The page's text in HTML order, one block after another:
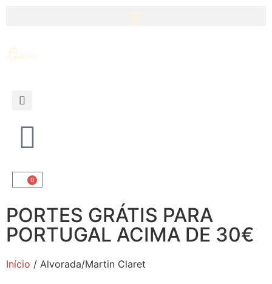
0
PORTES GRÁTIS PARA
PORTUGAL ACIMA DE 30€
Início / Alvorada/Martin Claret